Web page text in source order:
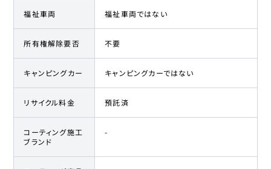
福祉車両 福祉車両ではない
所有権解除要否 不要
キャンピングカー キャンピングカーではない
リサイクル料金 預託済
コーティング施工
ブランド
-